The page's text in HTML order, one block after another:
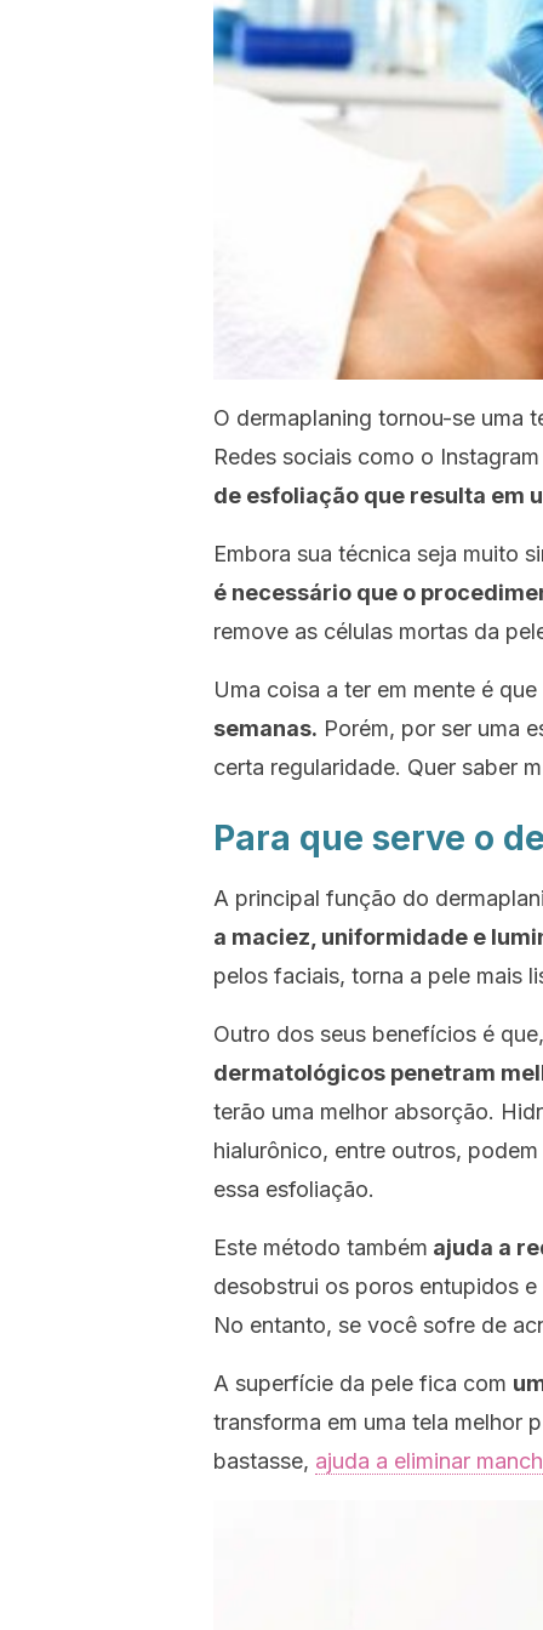
O dermaplaning tornou-se uma
Redes sociais como o
de esfoliação que resulta em
Embora sua técnica seja muito
é necessário que o
remove as células mortas da
Uma coisa a ter em mente é que
semanas. Porém, por ser uma
certa regularidade. Quer saber
Para que serve o
A principal função do
a maciez, uniformidade e
pelos faciais, torna a pele mais
Outro dos seus benefícios é
dermatológicos penetram
terão uma melhor absorção.
hialurônico, entre outros,
essa esfoliação.
Este método também ajuda a
desobstrui os poros entupidos
No entanto, se você sofre de
A superfície da pele fica com
transforma em uma tela melhor
bastasse, ajuda a eliminar